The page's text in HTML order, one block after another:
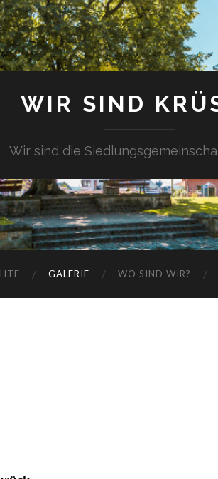
WIR SIND
Wir sind die
GALERIE WO SIND WIR?